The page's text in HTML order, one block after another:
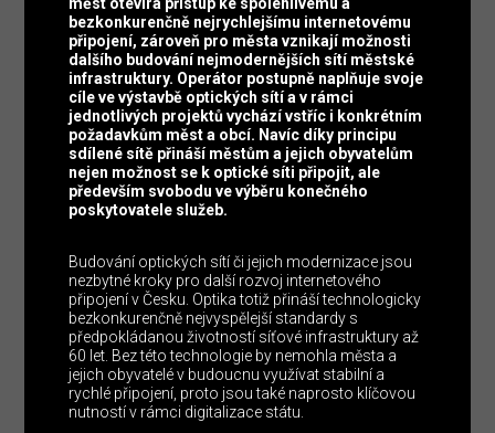
bezkonkurenčně nejrychlejšímu internetovému
připojení, zároveň pro města vznikají možnosti
dalšího budování nejmodernějších sítí městské
infrastruktury. Operátor postupně naplňuje svoje
cíle ve výstavbě optických sítí a v rámci
jednotlivých projektů vychází vstříc i konkrétním
požadavkům měst a obcí. Navíc díky principu
sdílené sítě přináší městům a jejich obyvatelům
nejen možnost se k optické síti připojit, ale
především svobodu ve výběru konečného
poskytovatele služeb.
Budování optických sítí či jejich modernizace jsou
nezbytné kroky pro další rozvoj internetového
připojení v Česku. Optika totiž přináší technologicky
bezkonkurenčně nejvyspělejší standardy s
předpokládanou životností síťové infrastruktury až
60 let. Bez této technologie by nemohla města a
jejich obyvatelé v budoucnu využívat stabilní a
rychlé připojení, proto jsou také naprosto klíčovou
nutností v rámci digitalizace státu.